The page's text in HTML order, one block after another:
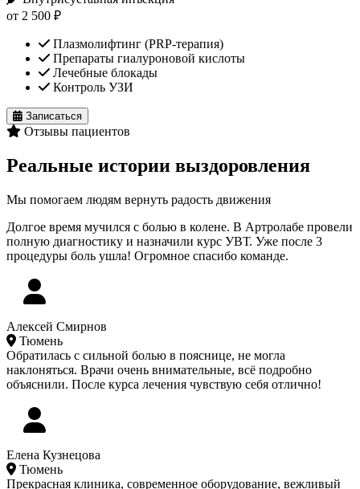
от 2 500 ₽
Плазмолифтинг (PRP-терапия)
Препараты гиалуроновой кислоты
Лечебные блокады
Контроль УЗИ
Записаться
Отзывы пациентов
Реальные истории выздоровления
Мы помогаем людям вернуть радость движения
Долгое время мучился с болью в колене. В Артролабе провели
полную диагностику и назначили курс УВТ. Уже после 3
процедуры боль ушла! Огромное спасибо команде.
Алексей Смирнов
Тюмень
Обратилась с сильной болью в пояснице, не могла
наклоняться. Врачи очень внимательные, всё подробно
объяснили. После курса лечения чувствую себя отлично!
Елена Кузнецова
Тюмень
Прекрасная клиника, современное оборудование, вежливый